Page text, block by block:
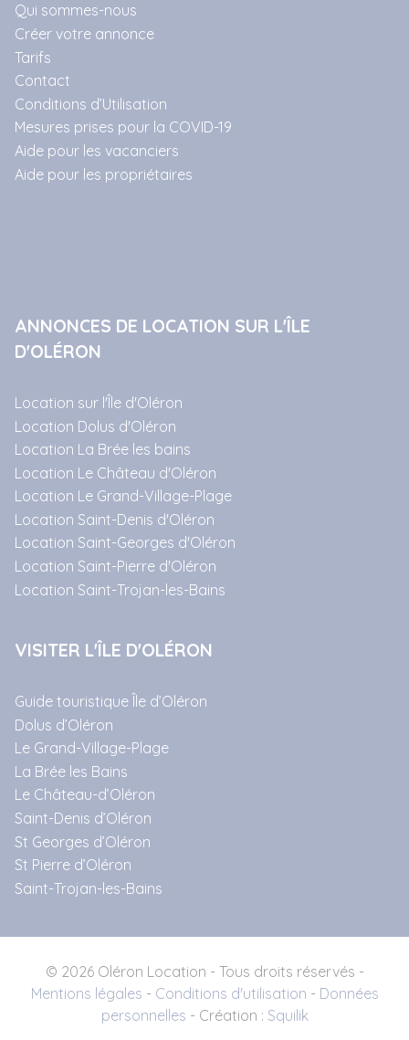
Qui sommes-nous
Créer votre annonce
Tarifs
Contact
Conditions d’Utilisation
Mesures prises pour la COVID-19
Aide pour les vacanciers
Aide pour les propriétaires
ANNONCES DE LOCATION SUR L'ÎLE
D'OLÉRON
Location sur l'Île d'Oléron
Location Dolus d'Oléron
Location La Brée les bains
Location Le Château d'Oléron
Location Le Grand-Village-Plage
Location Saint-Denis d'Oléron
Location Saint-Georges d'Oléron
Location Saint-Pierre d'Oléron
Location Saint-Trojan-les-Bains
VISITER L'ÎLE D'OLÉRON
Guide touristique Île d’Oléron
Dolus d’Oléron
Le Grand-Village-Plage
La Brée les Bains
Le Château-d’Oléron
Saint-Denis d’Oléron
St Georges d’Oléron
St Pierre d’Oléron
Saint-Trojan-les-Bains
© 2026 Oléron Location - Tous droits réservés -
Mentions légales - Conditions d'utilisation - Données
personnelles - Création : Squilik